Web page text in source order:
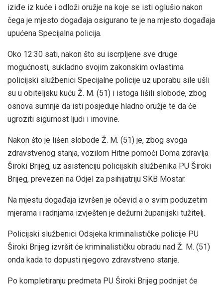
iziđe iz kuće i odloži oružje na koje se isti oglušio nakon
čega je mjesto događaja osigurano te je na mjesto događaja
upućena Specijalna policija.
Oko 12:30 sati, nakon što su iscrpljene sve druge
mogućnosti, sukladno svojim zakonskim ovlastima
policijski službenici Specijalne policije uz uporabu sile ušli
su u obiteljsku kuću Ž. M. (51) i istoga lišili slobode, zbog
osnova sumnje da isti posjeduje hladno oružje te da će
ugroziti sigurnost ljudi i imovine.
Nakon što je lišen slobode Ž. M. (51) je, zbog svoga
zdravstvenog stanja, vozilom Hitne pomoći Doma zdravlja
Široki Brijeg, uz asistenciju policijskih službenika PU Široki
Brijeg, prevezen na Odjel za psihijatriju SKB Mostar.
Na mjestu događaja izvršen je očevid a o svim poduzetim
mjerama i radnjama izvješten je dežurni županijski tužitelj.
Policijski službenici Odsjeka kriminalističke policije PU
Široki Brijeg izvršit će kriminalističku obradu nad Ž. M. (51)
onda kada to dopusti njegovo zdravstveno stanje.
Po kompletiranju predmeta PU Široki Brijeg podnijet će